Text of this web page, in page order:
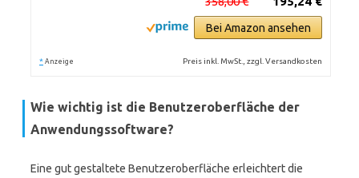
Bei Amazon ansehen
* Anzeige Preis inkl. MwSt., zzgl. Versandkosten
Wie wichtig ist die Benutzeroberfläche der
Anwendungssoftware?
Eine gut gestaltete Benutzeroberfläche erleichtert die